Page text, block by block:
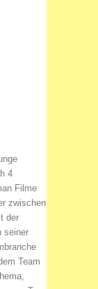
4
Filme
zwischen
der
seiner
Team